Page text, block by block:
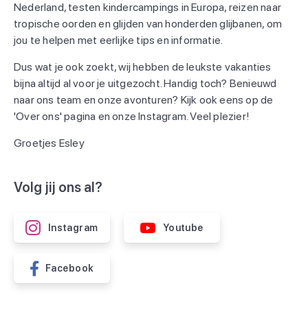
Nederland, testen kindercampings in Europa, reizen naar
tropische oorden en glijden van honderden glijbanen, om
jou te helpen met eerlijke tips en informatie.
Dus wat je ook zoekt, wij hebben de leukste vakanties
bijna altijd al voor je uitgezocht. Handig toch? Benieuwd
naar ons team en onze avonturen? Kijk ook eens op de
'Over ons' pagina en onze Instagram. Veel plezier!
Groetjes Esley
Volg jij ons al?
Instagram Youtube
Facebook